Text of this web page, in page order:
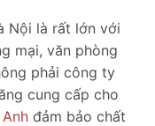
Nội là rất lớn với
mại, văn phòng
phải công ty
cung cấp cho
đảm bảo chất